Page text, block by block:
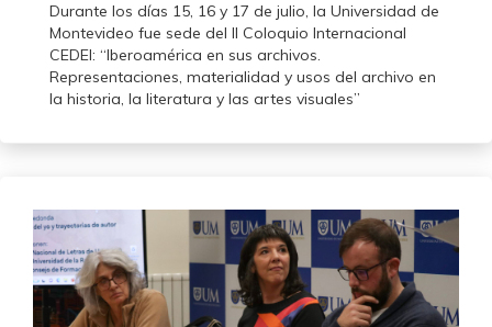
Durante los días 15, 16 y 17 de julio, la Universidad de
Montevideo fue sede del II Coloquio Internacional
CEDEI: “Iberoamérica en sus archivos.
Representaciones, materialidad y usos del archivo en
la historia, la literatura y las artes visuales”